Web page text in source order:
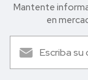
Mantente
en